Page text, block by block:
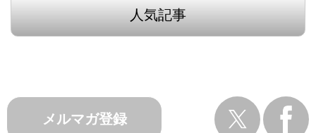
人気記事
メルマガ登録